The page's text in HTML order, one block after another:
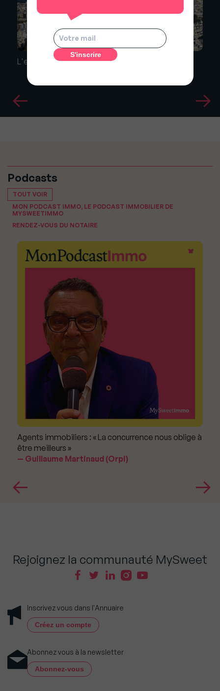
L'encadrement des loyers annulé à Paris !
Podcasts
TOUT VOIR
MON PODCAST IMMO, LE PODCAST IMMOBILIER DE
MYSWEETIMMO
RENDEZ-VOUS DU NOTAIRE
Agents immobiliers : « La concurrence nous oblige à
être meilleurs »
Guillaume Martinaud (Orpi)
Rejoignez la communauté MySweet
Inscrivez vous dans l'Annuaire
Créez un compte
Abonnez vous à la newsletter
Abonnez-vous